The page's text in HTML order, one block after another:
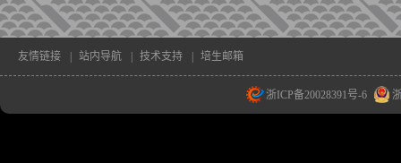
友情链接 | 站内导航 | 技术支持 | 培生邮箱
浙ICP备20028391号-6